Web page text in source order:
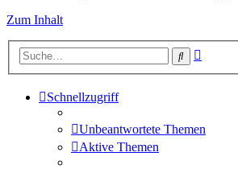
Zum Inhalt
Suche
Schnellzugriff
Unbeantwortete Themen
Aktive Themen